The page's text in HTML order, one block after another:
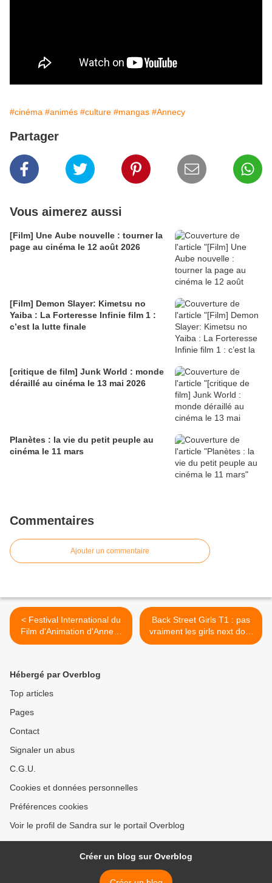
#cinéma #animés #culture #mangas #Annecy
Partager
Vous aimerez aussi
[Film] Une Aube nouvelle : tourner la
page au cinéma le 12 août 2026
[Film] Demon Slayer: Kimetsu no
Yaiba : La Forteresse Infinie film 1 :
c’est la lutte finale
[critique de film] Junk World : monde
déraillé au cinéma le 13 mai 2026
Planètes : la vie du petit peuple au
cinéma le 11 mars
Commentaires
Ajouter un commentaire
< Festival International du
Film d'Animation d'Annecy
édition 2017 - jour 1
Back Street Girls T1 : pas
vraiment les girls next door
idéales >
Hébergé par Overblog
Top articles
Pages
Contact
Signaler un abus
C.G.U.
Cookies et données personnelles
Préférences cookies
Voir le profil de Sandra sur le portail Overblog
Créer un blog sur Overblog